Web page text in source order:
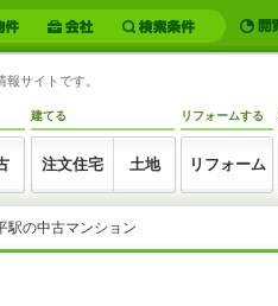
サイトです。
建てる
注文住宅 土地
リフォームする
リフォーム
駅の中古マンション